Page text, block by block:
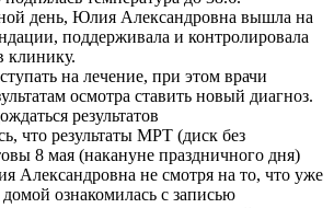
день, Юлия Александровна вышла на
поддерживала и контролировала
клинику.
на лечение, при этом врачи
осмотра ставить новый диагноз.
результатов
что результаты МРТ (диск без
8 мая (накануне праздничного дня)
Александровна не смотря на то, что уже
домой ознакомилась с записью